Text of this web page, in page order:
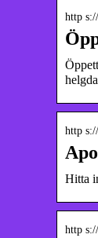
http
http
Hitta
http